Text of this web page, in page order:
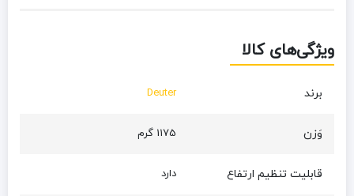
ویژگی‌های کالا
برند Deuter
وَزن 1175 گرم
قابلیت تنظیم ارتفاع دارد